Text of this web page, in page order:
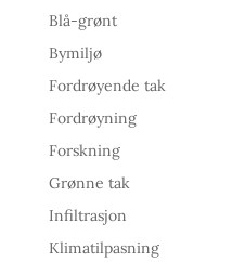
Blå-grønt
Bymiljø
Fordrøyende tak
Fordrøyning
Forskning
Grønne tak
Infiltrasjon
Klimatilpasning